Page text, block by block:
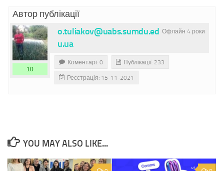
Автор публікації
Офлайн 4 роки
o.tuliakov@uabs.sumdu.ed
u.ua
10
Коментарі: 0 Публікації: 233
Реєстрація: 15-11-2021
YOU MAY ALSO LIKE...